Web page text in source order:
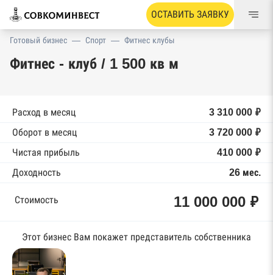
ОСТАВИТЬ ЗАЯВКУ
Готовый бизнес — Спорт — Фитнес клубы
Фитнес - клуб / 1 500 кв м
Расход в месяц
3 310 000 ₽
Оборот в месяц
3 720 000 ₽
Чистая прибыль
410 000 ₽
Доходность
26 мес.
Стоимость 11 000 000 ₽
Этот бизнес Вам покажет представитель собственника